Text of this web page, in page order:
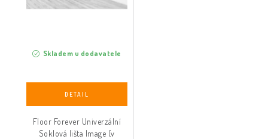
Skladem u dodavatele
Floor Forever Univerzální
Soklová lišta Image (v